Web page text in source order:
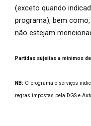
(exceto quando
programa), bem
não estejam
Partidas sujeitas a mínimos
NB: O programa e serviços
regras impostas pela DGS e